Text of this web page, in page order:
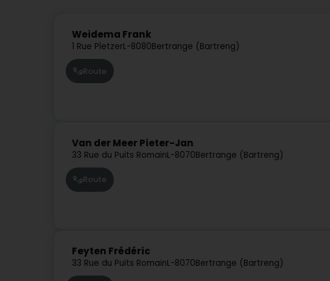
Weidema Frank
1 Rue PletzerL-8080Bertrange (Bartreng)
Route
Van der Meer Pieter-Jan
33 Rue du Puits RomainL-8070Bertrange (Bartreng)
Route
Feyten Frédéric
33 Rue du Puits RomainL-8070Bertrange (Bartreng)